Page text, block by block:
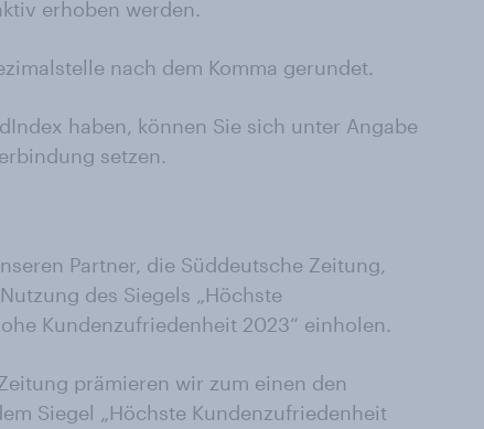
erhoben werden.
nach dem Komma gerundet.
haben, können Sie sich unter Angabe
setzen.
Partner, die Süddeutsche Zeitung,
des Siegels „Höchste
Kundenzufriedenheit 2023“ einholen.
prämieren wir zum einen den
Siegel „Höchste Kundenzufriedenheit